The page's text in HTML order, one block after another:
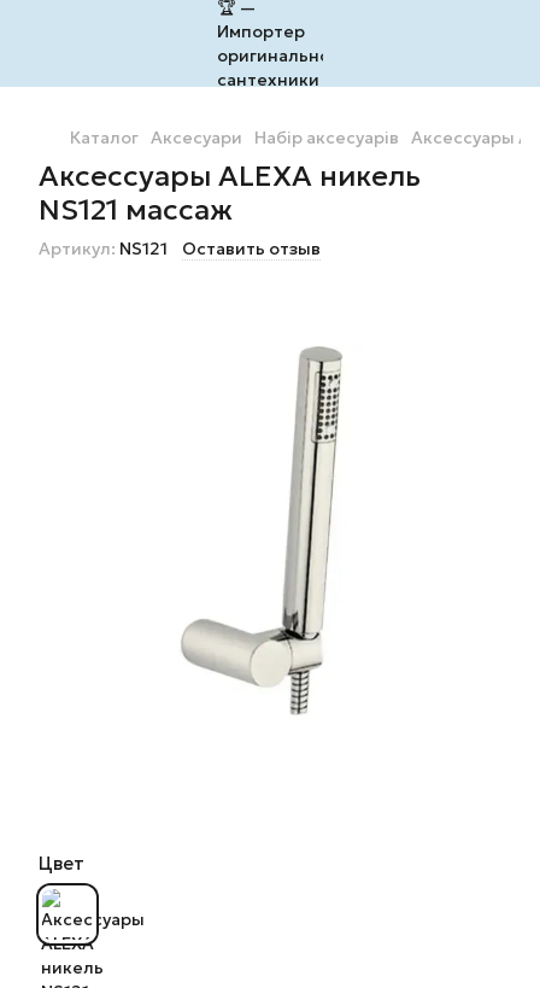
Каталог Аксесуари Набір аксесуарів Аксессуары
Аксессуары ALEXA никель
NS121 массаж
Артикул: NS121 Оставить отзыв
Цвет